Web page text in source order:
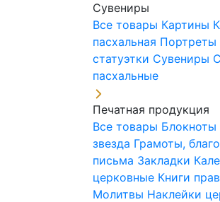
Сувениры
Все товары Картины
пасхальная Портреты
статуэтки Сувениры
пасхальные
Печатная продукция
Все товары Блокноты
звезда Грамоты,
письма Закладки
церковные Книги
Молитвы Наклейки